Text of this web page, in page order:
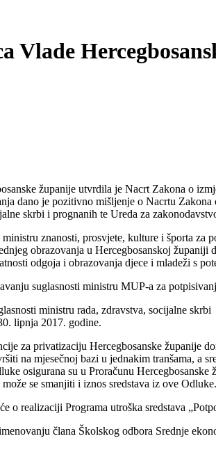
Vlade
županije utvrdila je Nacrt Zakona o
dano je pozitivno mišljenje o Nacrtu
skrbi i prognanih te Ureda za
znanosti, prosvjete, kulture i športa
obrazovanja u Hercegbosanskoj
odgoja i obrazovanja djece i mladeži s
suglasnosti ministru MUP-a za
ministru rada, zdravstva, socijalne
lipnja 2017. godine.
za privatizaciju Hercegbosanske županije
na mjesečnoj bazi u jednakim tranšama,
osigurana su u Proračunu
se smanjiti i iznos sredstava iz ove Odluke.
o realizaciji Programa utroška sredstava
člana Školskog odbora Srednje